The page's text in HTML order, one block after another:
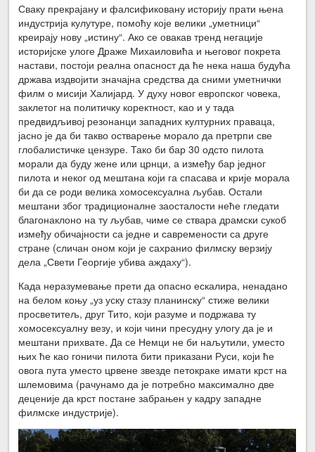
Сваку прекрајану и фалсификовану историју прати њена
индустрија кулутуре, помоћу које велики „уметници“
креирају нову „истину“. Ако се овакав тренд негације
историјске улоге Драже Михаиловића и његовог покрета
настави, постоји реална опасност да ће нека наша будућа
држава издвојити значајна средства да сними уметнички
филм о мисији Халијард. У духу новог европског човека,
заклетог на политичку коректност, као и у тада
предвидљивој резонанци западних културних праваца,
јасно је да би такво остварење морало да претрпи све
глобалистичке цензуре. Тако би бар 30 одсто пилота
морали да буду жене или црнци, а између бар једног
пилота и неког од мештана који га спасава и крије морала
би да се роди велика хомосексуална љубав. Остали
мештани због традиционалне заосталости неће гледати
благонаклоно на ту љубав, чиме се ствара драмски сукоб
између обичајности са једне и савремености са друге
стране (сличан оном који је сахранио филмску верзију
дела „Свети Георгије убива аждаху“).
Када неразумевање прети да опасно ескалира, ненадано
на белом коњу „уз уску стазу планинску“ стиже велики
просветитељ, друг Тито, који разуме и подржава ту
хомосексуалну везу, и који чини пресудну улогу да је и
мештани прихвате. Да се Немци не би наљутили, уместо
њих ће као гоничи пилота бити приказани Руси, који ће
овога пута уместо црвене звезде петокраке имати крст на
шлемовима (рачунамо да је потребно максимално две
деценије да крст постане забрањен у кадру западне
филмске индустрије).